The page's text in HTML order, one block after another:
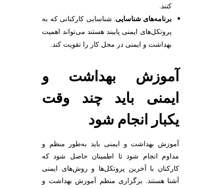
کنند.
برنامه‌های شناسایی: شناسایی کارکنانی که به
پروتکل‌های ایمنی پایبند هستند می‌تواند اهمیت
بهداشت و ایمنی در محل کار را تقویت کند.
آموزش بهداشت و
ایمنی باید چند وقت
یکبار انجام شود
آموزش بهداشت و ایمنی باید به‌طور منظم و
مداوم انجام شود تا اطمینان حاصل شود که
کارکنان با آخرین پروتکل‌ها و روش‌های ایمنی
آشنا هستند. برگزاری منظم آموزش بهداشت و